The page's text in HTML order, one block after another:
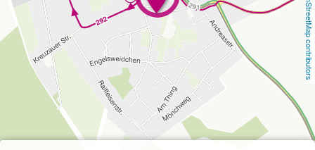
OpenStreetMap contributors